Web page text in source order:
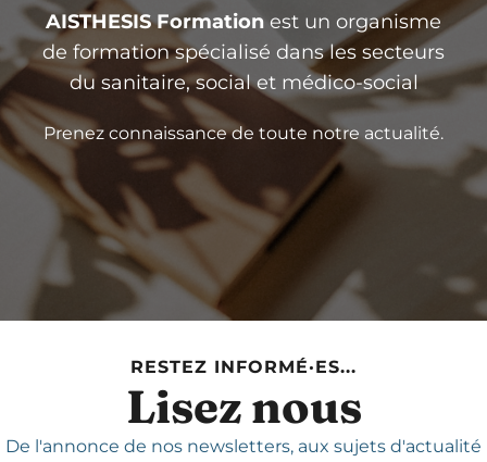
AISTHESIS Formation est un organisme
de formation spécialisé dans les secteurs
du sanitaire, social et médico-social
Prenez connaissance de toute notre actualité.
RESTEZ INFORMÉ·ES...
Lisez nous
De l'annonce de nos newsletters, aux sujets d'actualité